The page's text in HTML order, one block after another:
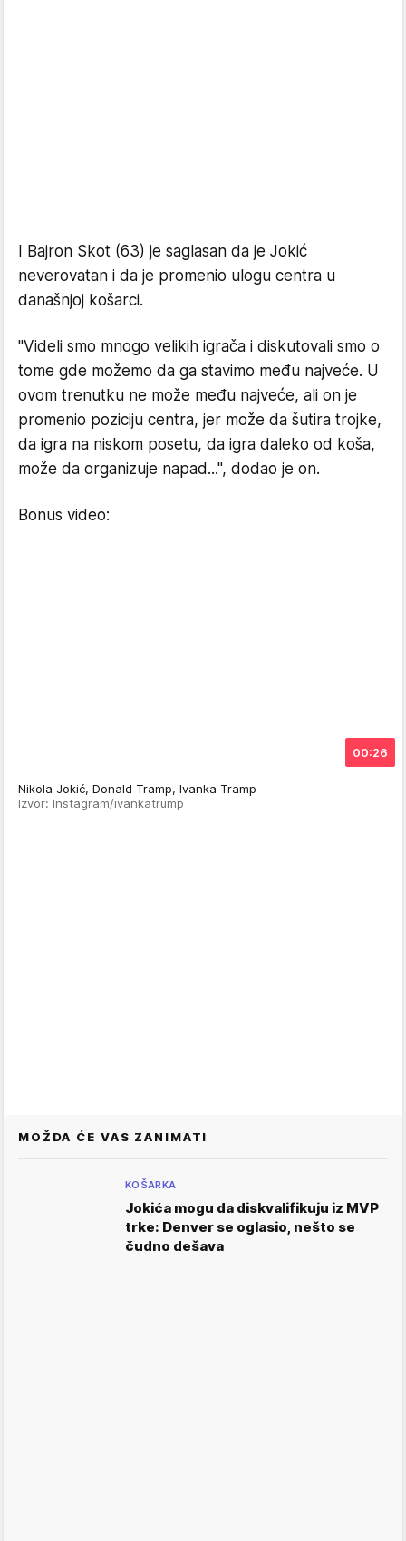
I Bajron Skot (63) je saglasan da je Jokić
neverovatan i da je promenio ulogu centra u
današnjoj košarci.
"Videli smo mnogo velikih igrača i diskutovali smo o
tome gde možemo da ga stavimo među najveće. U
ovom trenutku ne može među najveće, ali on je
promenio poziciju centra, jer može da šutira trojke,
da igra na niskom posetu, da igra daleko od koša,
može da organizuje napad...", dodao je on.
Bonus video:
00:26
Nikola Jokić, Donald Tramp, Ivanka Tramp
Izvor: Instagram/ivankatrump
MOŽDA ĆE VAS ZANIMATI
KOŠARKA
Jokića mogu da diskvalifikuju iz MVP
trke: Denver se oglasio, nešto se
čudno dešava